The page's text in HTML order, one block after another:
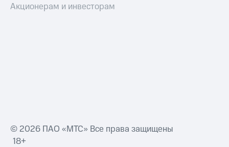
Акционерам и инвесторам
© 2026 ПАО «МТС» Все права защищены
18+